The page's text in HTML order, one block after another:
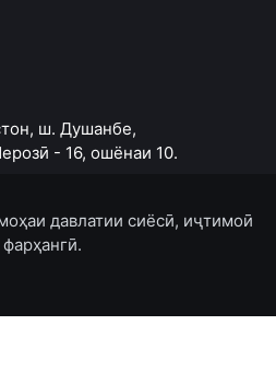
ш. Душанбе,
- 16, ошёнаи 10.
давлатии сиёсӣ, иҷтимоӣ
фарҳангӣ.